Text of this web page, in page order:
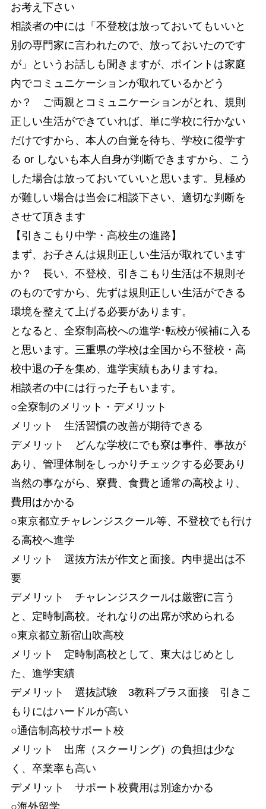
お考え下さい
相談者の中には「不登校は放っておいてもいいと
別の専門家に言われたので、放っておいたのです
が」というお話しも聞きますが、ポイントは家庭
内でコミュニケーションが取れているかどう
か？ ご両親とコミュニケーションがとれ、規則
正しい生活ができていれば、単に学校に行かない
だけですから、本人の自覚を待ち、学校に復学す
る or しないも本人自身が判断できますから、こう
した場合は放っておいていいと思います。見極め
が難しい場合は当会に相談下さい、適切な判断を
させて頂きます
【引きこもり中学・高校生の進路】
まず、お子さんは規則正しい生活が取れています
か？ 長い、不登校、引きこもり生活は不規則そ
のものですから、先ずは規則正しい生活ができる
環境を整えて上げる必要があります。
となると、全寮制高校への進学･転校が候補に入る
と思います。三重県の学校は全国から不登校・高
校中退の子を集め、進学実績もありますね。
相談者の中には行った子もいます。
○全寮制のメリット・デメリット
メリット 生活習慣の改善が期待できる
デメリット どんな学校にでも寮は事件、事故が
あり、管理体制をしっかりチェックする必要あり
当然の事ながら、寮費、食費と通常の高校より、
費用はかかる
○東京都立チャレンジスクール等、不登校でも行け
る高校へ進学
メリット 選抜方法が作文と面接。内申提出は不
要
デメリット チャレンジスクールは厳密に言う
と、定時制高校。それなりの出席が求められる
○東京都立新宿山吹高校
メリット 定時制高校として、東大はじめとし
た、進学実績
デメリット 選抜試験 3教科プラス面接 引きこ
もりにはハードルが高い
○通信制高校サポート校
メリット 出席（スクーリング）の負担は少な
く、卒業率も高い
デメリット サポート校費用は別途かかる
○海外留学